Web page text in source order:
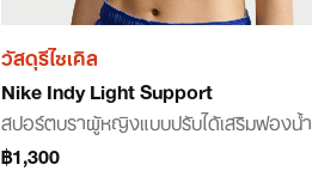
วัสดุรีไซเคิล
Nike Indy Light Support
สปอร์ตบราผู้หญิงแบบปรับได้เสริมฟองน้ำ
฿1,300